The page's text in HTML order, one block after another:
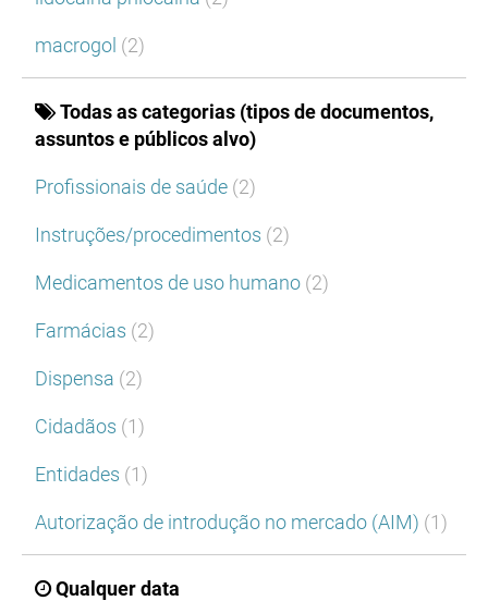
macrogol (2)
Todas as categorias (tipos de documentos,
assuntos e públicos alvo)
Profissionais de saúde (2)
Instruções/procedimentos (2)
Medicamentos de uso humano (2)
Farmácias (2)
Dispensa (2)
Cidadãos (1)
Entidades (1)
Autorização de introdução no mercado (AIM) (1)
Qualquer data